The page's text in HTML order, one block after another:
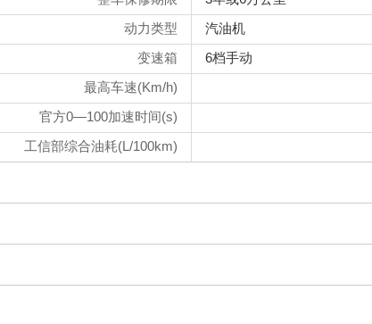
动力类型
汽油机
变速箱
6档手动
最高车速(Km/h)
官方0—100加速时间(s)
工信部综合油耗(L/100km)